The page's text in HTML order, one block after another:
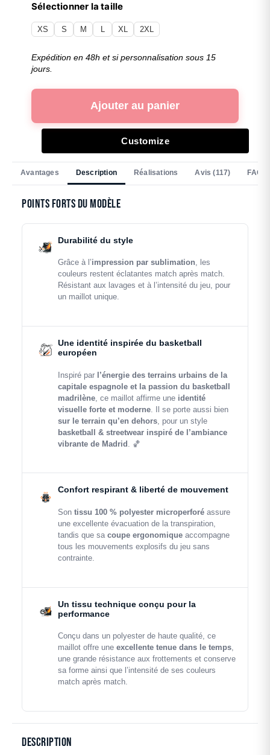
Sélectionner la taille
XS S M L XL 2XL
Expédition en 48h et si personnalisation sous 15
jours.
Ajouter au panier
Customize
Avantages Description Réalisations Avis (117) FAQ
Points forts du modèle
Durabilité du style
Grâce à l’impression par sublimation, les
couleurs restent éclatantes match après match.
Résistant aux lavages et à l’intensité du jeu, pour
un maillot unique.
Une identité inspirée du basketball
européen
Inspiré par l’énergie des terrains urbains de la
capitale espagnole et la passion du basketball
madrilène , ce maillot affirme une identité
visuelle forte et moderne . Il se porte aussi bien
sur le terrain qu’en dehors , pour un style
basketball & streetwear inspiré de l’ambiance
vibrante de Madrid . 🏀
Confort respirant & liberté de mouvement
Sontissu 100 % polyester microperforé assure
une excellente évacuation de la transpiration,
tandis que sacoupe ergonomique accompagne
tous les mouvements explosifs du jeu sans
contrainte.
Un tissu technique conçu pour la
performance
Conçu dans un polyester de haute qualité, ce
maillot offre uneexcellente tenue dans le temps,
une grande résistance aux frottements et conserve
sa forme ainsi que l’intensité de ses couleurs
match après match.
Description